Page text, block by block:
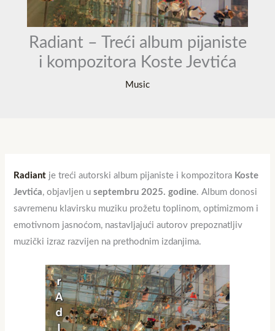
Radiant – Treći album pijaniste
i kompozitora Koste Jevtića
Music
Radiant je treći autorski album pijaniste i kompozitora Koste
Jevtića, objavljen useptembru 2025. godine. Album donosi
savremenu klavirsku muziku prožetu toplinom, optimizmom i
emotivnom jasnoćom, nastavljajući autorov prepoznatljiv
muzički izraz razvijen na prethodnim izdanjima.